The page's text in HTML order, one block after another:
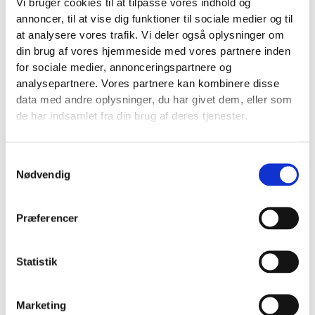
Vi bruger cookies til at tilpasse vores indhold og
annoncer, til at vise dig funktioner til sociale medier og til
at analysere vores trafik. Vi deler også oplysninger om
din brug af vores hjemmeside med vores partnere inden
for sociale medier, annonceringspartnere og
analysepartnere. Vores partnere kan kombinere disse
data med andre oplysninger, du har givet dem, eller som
de har indsamlet fra din brug af deres tjenester.
Nødvendig
Præferencer
Statistik
Marketing
psykologer, kørelærer, udlejningsvirksomheder, banker,
museer og udstillinger.
Momsfrie virksomheder
tandlæger, psykologer og fysioterapeuter skal være ekstra
opmærksomme. Disse virksomheder har ofte ikke et
men pligten til at beregne og betale 25 % dansk